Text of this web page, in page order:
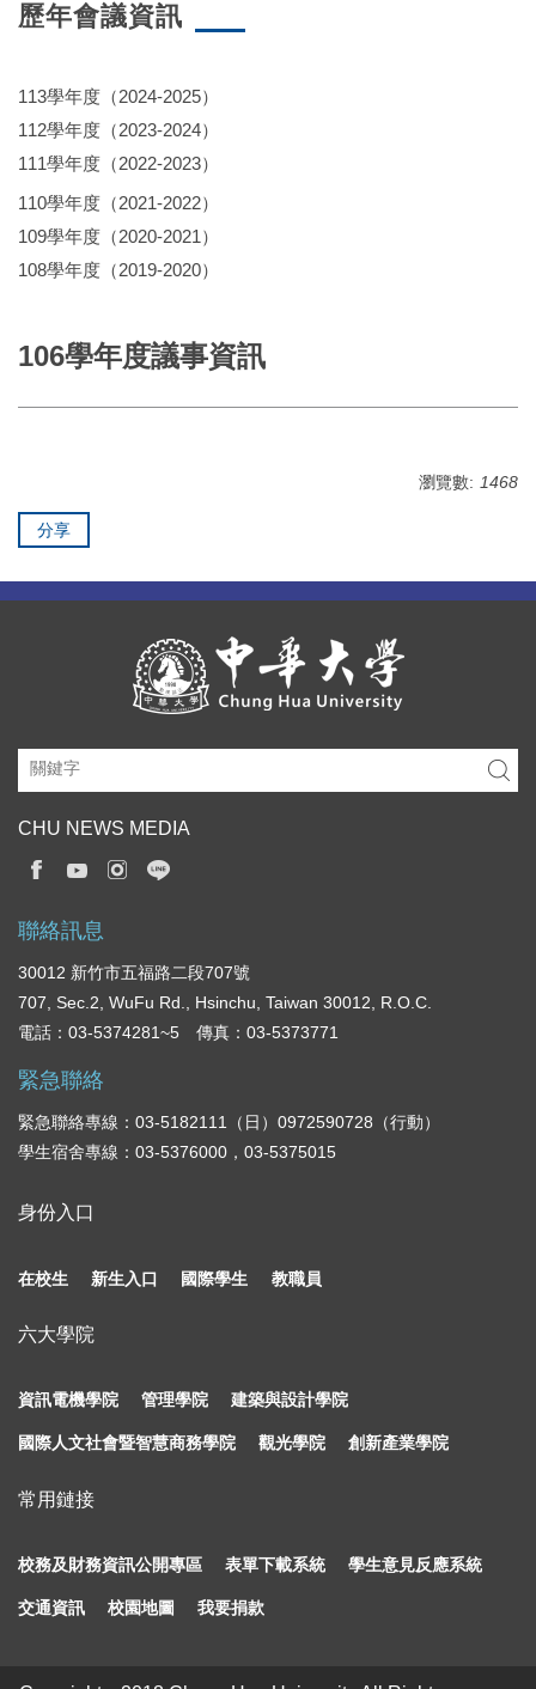
歷年會議資訊
113學年度（2024-2025）
112學年度（2023-2024）
111學年度（2022-2023）
110學年度（2021-2022）
109學年度（2020-2021）
108學年度（2019-2020）
106學年度議事資訊
瀏覽數: 1468
分享
CHU NEWS MEDIA
聯絡訊息
30012 新竹市五福路二段707號
707, Sec.2, WuFu Rd., Hsinchu, Taiwan 30012, R.O.C.
電話：03-5374281~5 傳真：03-5373771
緊急聯絡
緊急聯絡專線：03-5182111（日）0972590728（行動）
學生宿舍專線：03-5376000，03-5375015
身份入口
在校生 新生入口 國際學生 教職員
六大學院
資訊電機學院 管理學院 建築與設計學院
國際人文社會暨智慧商務學院 觀光學院 創新產業學院
常用鏈接
校務及財務資訊公開專區 表單下載系統 學生意見反應系統
交通資訊 校園地圖 我要捐款